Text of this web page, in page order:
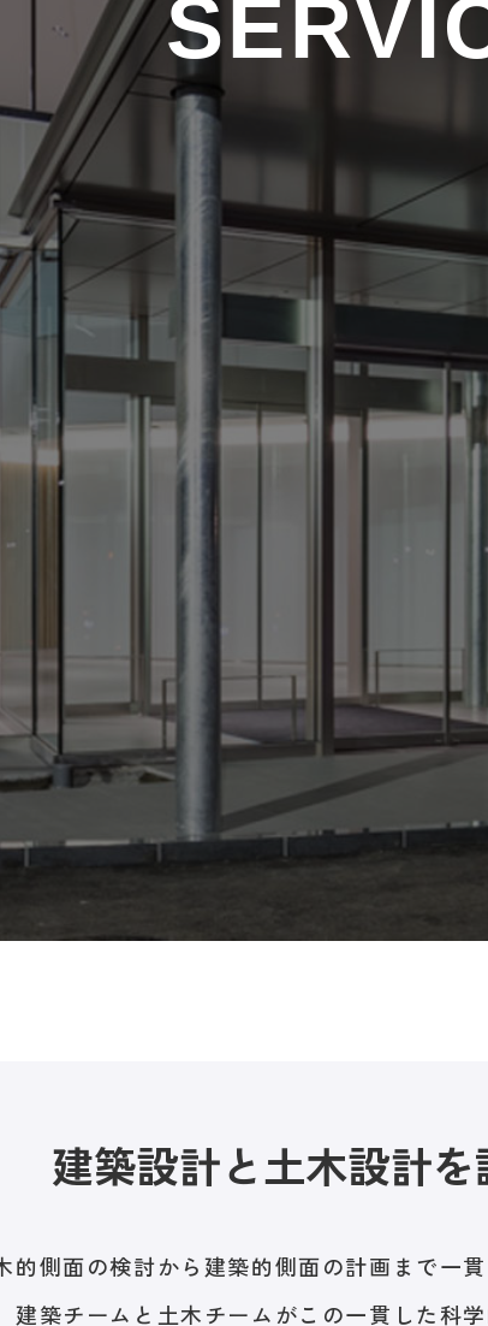
建築設計と土木設計を
的側面の検討から建築的側面の計画まで一
建築チームと土木チームがこの一貫した科